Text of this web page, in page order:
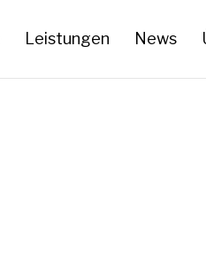
Leistungen News